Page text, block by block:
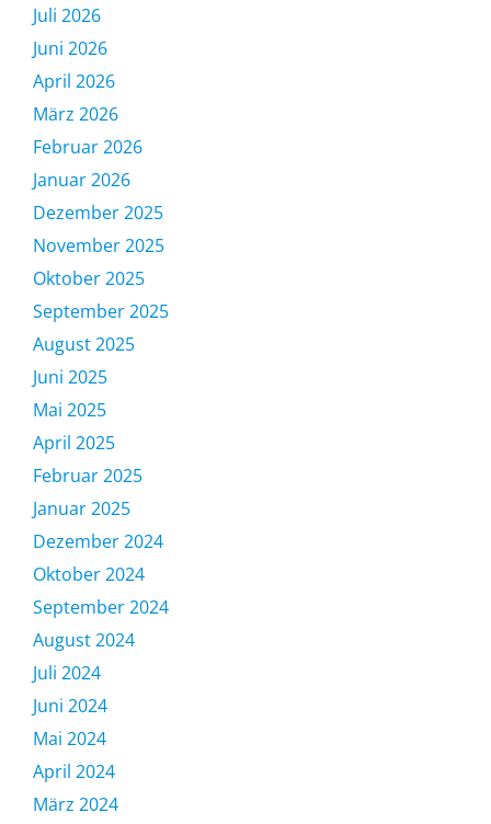
Juli 2026
Juni 2026
April 2026
März 2026
Februar 2026
Januar 2026
Dezember 2025
November 2025
Oktober 2025
September 2025
August 2025
Juni 2025
Mai 2025
April 2025
Februar 2025
Januar 2025
Dezember 2024
Oktober 2024
September 2024
August 2024
Juli 2024
Juni 2024
Mai 2024
April 2024
März 2024